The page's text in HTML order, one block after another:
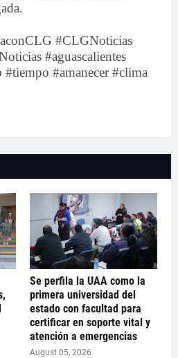
#CLGNoticias
#aguascalientes
#amanecer #clima
Se perfila la UAA como la
primera universidad del
estado con facultad para
certificar en soporte vital y
atención a emergencias
August 05, 2026